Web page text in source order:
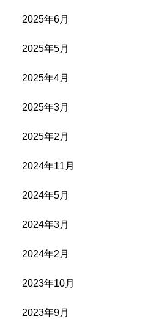
2025年6月
2025年5月
2025年4月
2025年3月
2025年2月
2024年11月
2024年5月
2024年3月
2024年2月
2023年10月
2023年9月